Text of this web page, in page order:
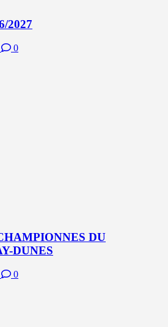
2027
0
DU
DUNES
0